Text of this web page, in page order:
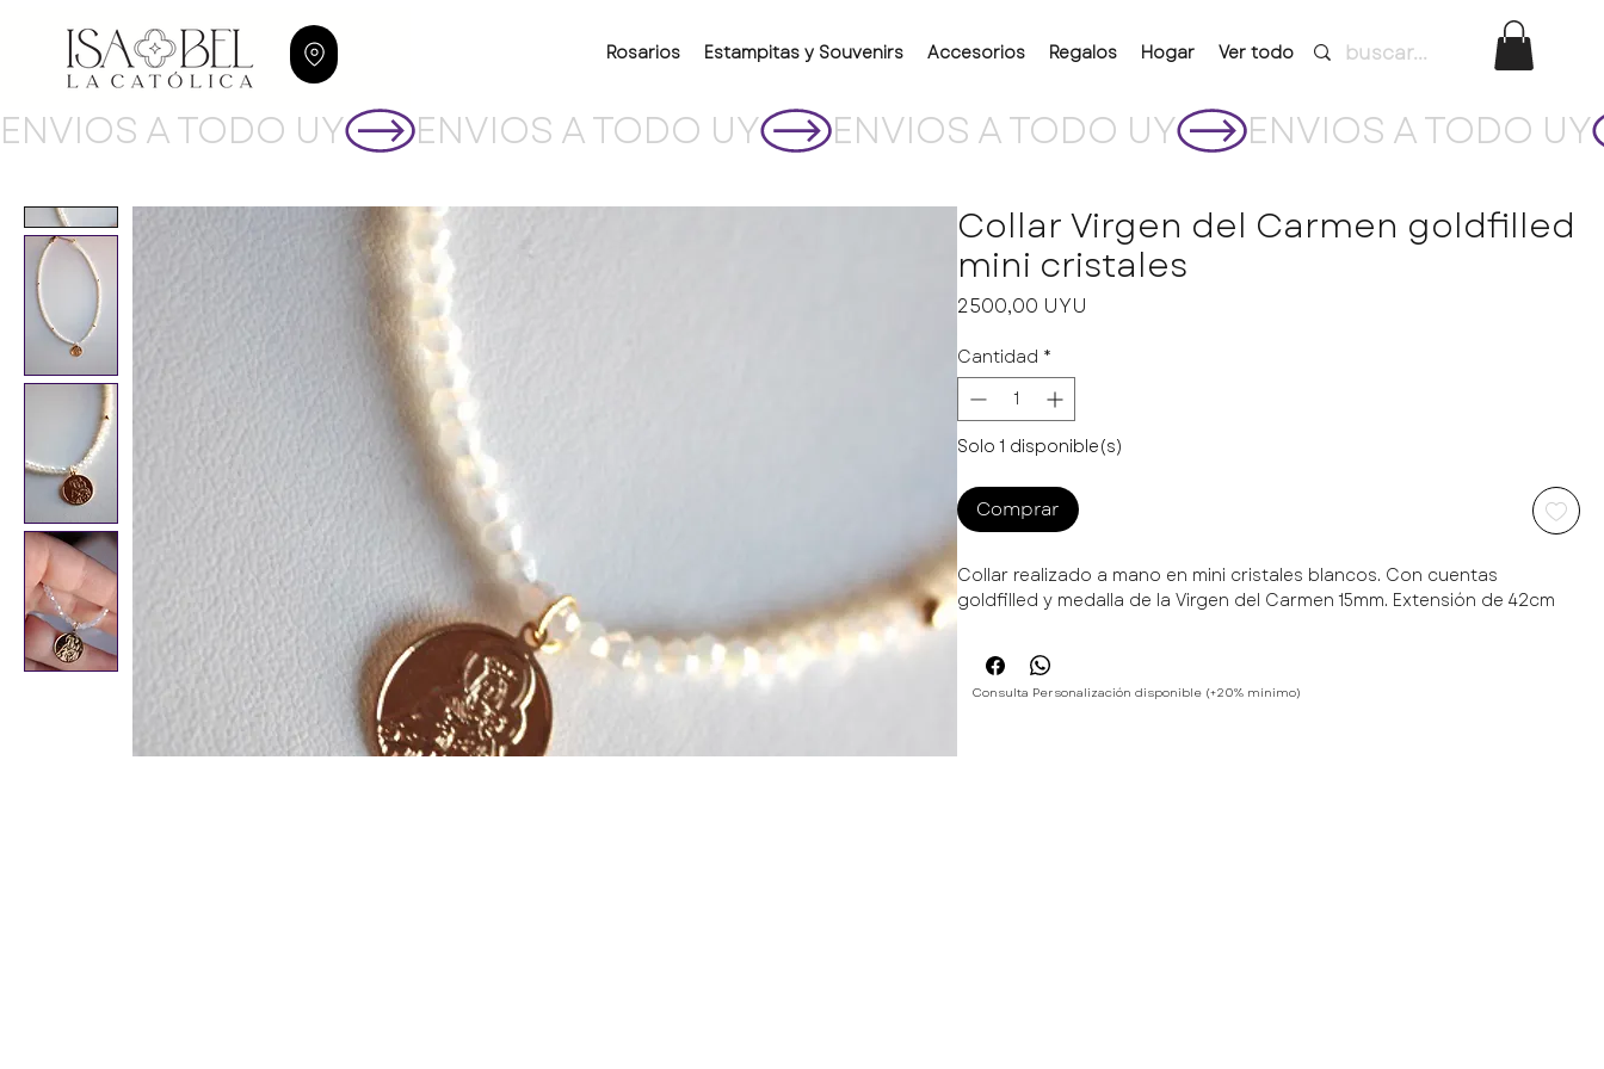
Rosarios Estampitas y Souvenirs Accesorios Regalos Hogar Ver todo
ENVIOS A TODO UY
Collar Virgen del Carmen goldfilled
mini cristales
2500,00 UYU
Cantidad *
Solo 1 disponible(s)
Comprar
Collar realizado a mano en mini cristales blancos. Con cuentas
goldfilled y medalla de la Virgen del Carmen 15mm. Extensión de 42cm
Consulta Personalización disponible (+20% mínimo)